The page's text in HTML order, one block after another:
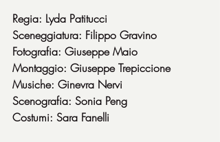
Regia: Lyda Patitucci
Sceneggiatura: Filippo Gravino
Fotografia: Giuseppe Maio
Montaggio: Giuseppe Trepiccione
Musiche: Ginevra Nervi
Scenografia: Sonia Peng
Costumi: Sara Fanelli